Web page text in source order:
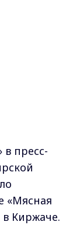
пресс-
«Мясная
в Киржаче.